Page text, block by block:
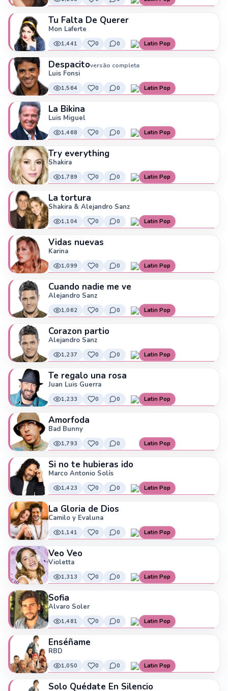
Tu Falta De Querer
Mon Laferte
1,441 0 0 Latin Pop
Despacitoversão completa
Luis Fonsi
1,564 0 0 Latin Pop
La Bikina
Luis Miguel
1,468 0 0 Latin Pop
Try everything
Shakira
1,789 0 0 Latin Pop
La tortura
Shakira & Alejandro Sanz
1,104 0 0 Latin Pop
Vidas nuevas
Karina
1,099 0 0 Latin Pop
Cuando nadie me ve
Alejandro Sanz
1,062 0 0 Latin Pop
Corazon partio
Alejandro Sanz
1,237 0 0 Latin Pop
Te regalo una rosa
Juan Luis Guerra
1,233 0 0 Latin Pop
Amorfoda
Bad Bunny
1,793 0 0 Latin Pop
Si no te hubieras ido
Marco Antonio Solís
1,423 0 0 Latin Pop
La Gloria de Dios
Camilo y Evaluna
1,141 0 0 Latin Pop
Veo Veo
Violetta
1,313 0 0 Latin Pop
Sofia
Alvaro Soler
1,481 0 0 Latin Pop
Enséñame
RBD
1,050 0 0 Latin Pop
Solo Quédate En Silencio